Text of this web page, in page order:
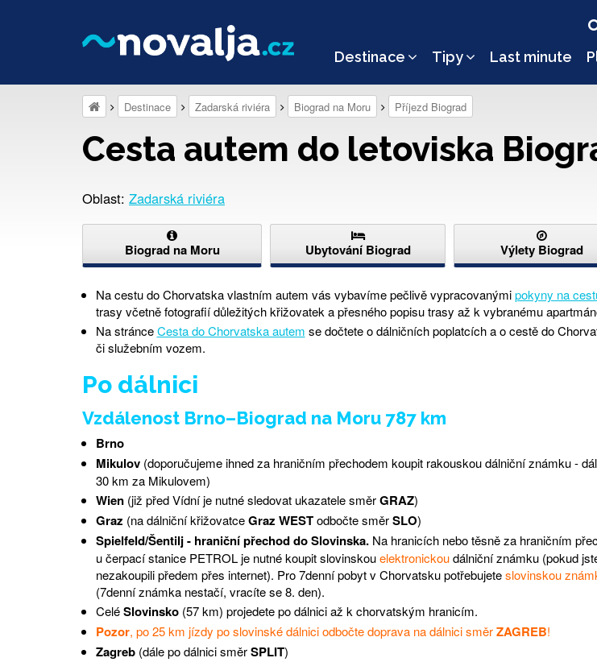
Destinace Tipy Last minute
Destinace Zadarská riviéra Biograd na Moru Příjezd Biograd
Cesta autem do letoviska
Oblast: Zadarská riviéra
Biograd na Moru Ubytování Biograd Výlety Biograd
Na cestu do Chorvatska vlastním autem vás vybavíme pečlivě vypracovanýmipokyny na
trasy včetně fotografií důležitých křižovatek a přesného popisu trasy až k vybranému
Na stránceCesta do Chorvatska autem se dočtete o dálničních poplatcích a o cestě do
či služebním vozem.
Po dálnici
Vzdálenost Brno–Biograd na Moru 787 km
Brno
Mikulov(doporučujeme ihned za hraničním přechodem koupit rakouskou dálniční známku -
30 km za Mikulovem)
Wien(již před Vídní je nutné sledovat ukazatele směrGRAZ)
Graz (na dálniční křižovatceGraz WESTodbočte směrSLO)
Spielfeld/Šentilj - hraniční přechod do Slovinska. Na hranicích nebo těsně za hraničním
u čerpací stanice PETROL je nutné koupit slovinskouelektronickoudálniční známku (pokud
nezakoupili předem přes internet). Pro 7denní pobyt v Chorvatsku potřebujeteslovinskou
(7denní známka nestačí, vracíte se 8. den).
CeléSlovinsko(57 km) projedete po dálnici až k chorvatským hranicím.
Pozor, po 25 km jízdy po slovinské dálnici odbočte doprava na dálnici směrZAGREB!
Zagreb(dále po dálnici směrSPLIT)